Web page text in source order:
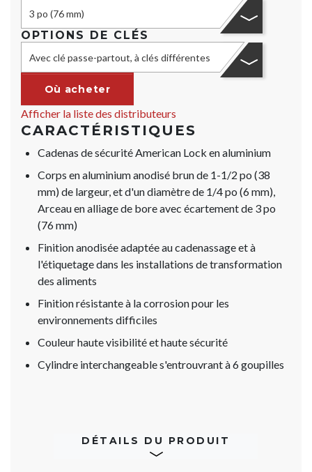
3 po (76 mm)
OPTIONS DE CLÉS
Avec clé passe-partout, à clés différentes
Où acheter
Afficher la liste des distributeurs
CARACTÉRISTIQUES
Cadenas de sécurité American Lock en aluminium
Corps en aluminium anodisé brun de 1-1/2 po (38
mm) de largeur, et d'un diamètre de 1/4 po (6 mm),
Arceau en alliage de bore avec écartement de 3 po
(76 mm)
Finition anodisée adaptée au cadenassage et à
l'étiquetage dans les installations de transformation
des aliments
Finition résistante à la corrosion pour les
environnements difficiles
Couleur haute visibilité et haute sécurité
Cylindre interchangeable s'entrouvrant à 6 goupilles
DÉTAILS DU PRODUIT